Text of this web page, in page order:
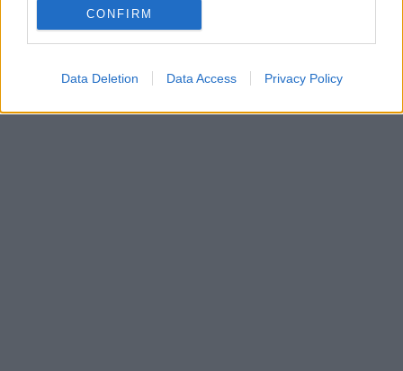
CONFIRM
Data Deletion Data Access Privacy Policy